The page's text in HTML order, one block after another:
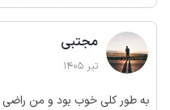
مجتبی
تیر 1405
به طور کلی خوب بود و من راضی